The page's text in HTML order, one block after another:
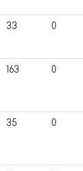
33 0
163 0
35 0